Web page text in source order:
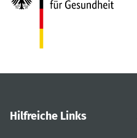
Hilfreiche Links